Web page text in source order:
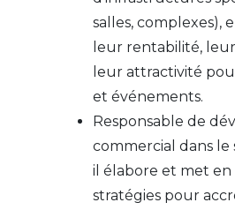
salles, complexes),
leur rentabilité,
leur attractivité
et événements.
Responsable de
commercial dans le
il élabore et met
stratégies pour